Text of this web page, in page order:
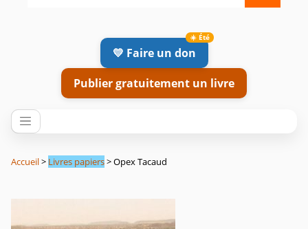
💛 Faire un don
Publier gratuitement un livre
Accueil> Livres papiers> Opex Tacaud